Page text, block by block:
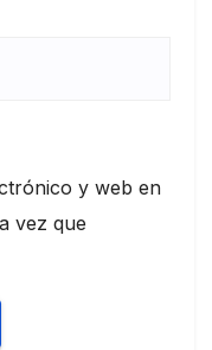
y web en
vez que